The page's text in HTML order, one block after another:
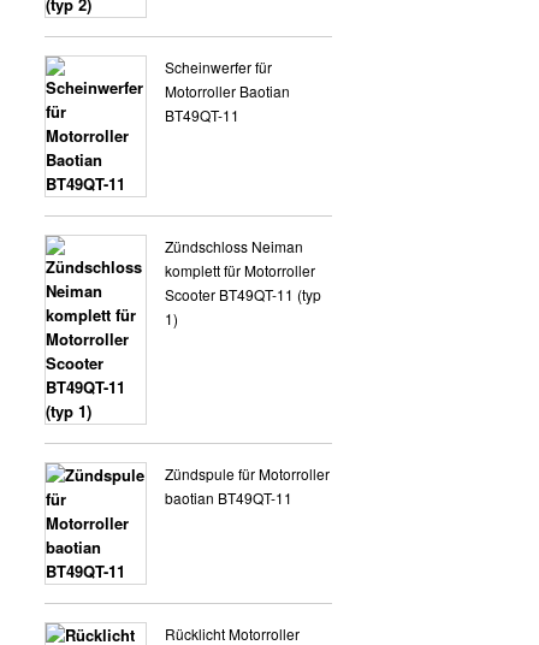
Scheinwerfer für
Motorroller Baotian
BT49QT-11
Zündschloss Neiman
komplett für Motorroller
Scooter BT49QT-11 (typ
1)
Zündspule für Motorroller
baotian BT49QT-11
Rücklicht Motorroller